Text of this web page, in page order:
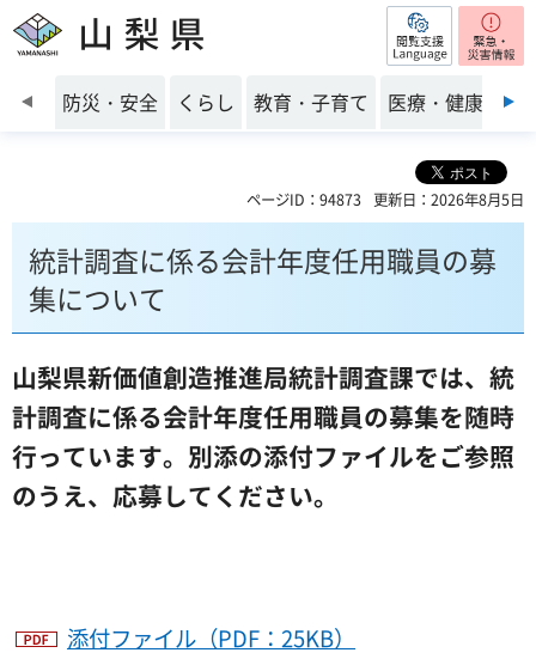
山梨県 閲覧支援
前のスライドを表示
防災・安全 くらし 教育・子育て 医療・健康・福
ページID：94873 更新日：2026年8月5日
統計調査に係る会計年度任用職員の募
集について
山梨県新価値創造推進局統計調査課では、統
計調査に係る会計年度任用職員の募集を随時
行っています。別添の添付ファイルをご参照
のうえ、応募してください。
添付ファイル（PDF：25KB）